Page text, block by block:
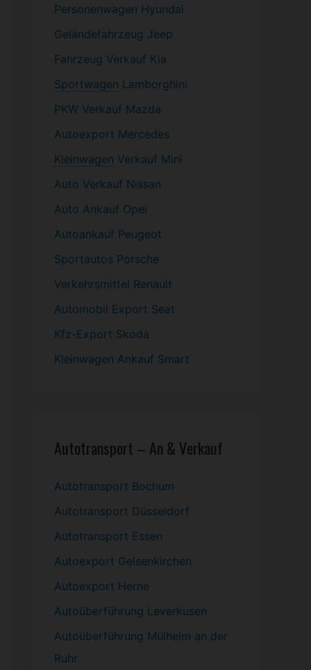
Personenwagen Hyundai
Geländefahrzeug Jeep
Fahrzeug Verkauf Kia
Sportwagen Lamborghini
PKW Verkauf Mazda
Autoexport Mercedes
Kleinwagen Verkauf Mini
Auto Verkauf Nissan
Auto Ankauf Opel
Autoankauf Peugeot
Sportautos Porsche
Verkehrsmittel Renault
Automobil Export Seat
Kfz-Export Skoda
Kleinwagen Ankauf Smart
Autotransport – An & Verkauf
Autotransport Bochum
Autotransport Düsseldorf
Autotransport Essen
Autoexport Gelsenkirchen
Autoexport Herne
Autoüberführung Leverkusen
Autoüberführung Mülheim an der
Ruhr